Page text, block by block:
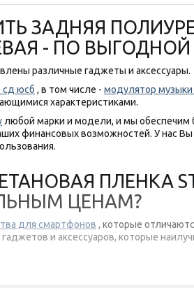
ЗАДНЯЯ
- ПО ВЫГОДНОЙ
различные гаджеты и аксессуары.
сд юсб , в том числе - модулятор
характеристиками.
любой марки и модели, и мы обеспечим
финансовых возможностей. У нас
ПЛЕНКА
ЦЕНАМ?
для смартфонов , которые
и аксессуаров, которые